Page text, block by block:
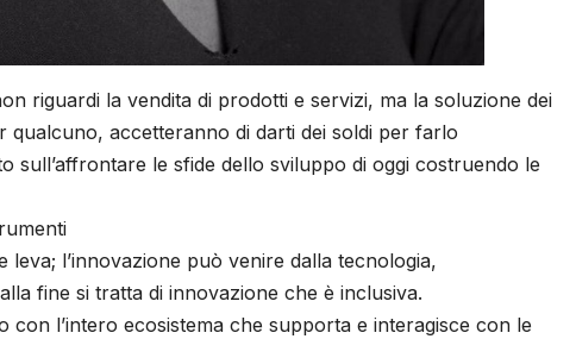
riguardi la vendita di prodotti e servizi, ma la soluzione dei
accetteranno di darti dei soldi per farlo
sull’affrontare le sfide dello sviluppo di oggi costruendo le
l’innovazione può venire dalla tecnologia,
fine si tratta di innovazione che è inclusiva.
con l’intero ecosistema che supporta e interagisce con le